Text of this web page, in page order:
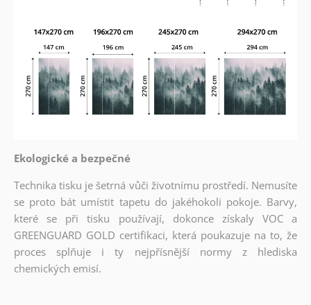
Ekologické a bezpečné
Technika tisku je šetrná vůči životnímu prostředí. Nemusíte
se proto bát umístit tapetu do jakéhokoli pokoje. Barvy,
které se při tisku používají, dokonce získaly VOC a
GREENGUARD GOLD certifikaci, která poukazuje na to, že
proces splňuje i ty nejpřísnější normy z hlediska
chemických emisí.